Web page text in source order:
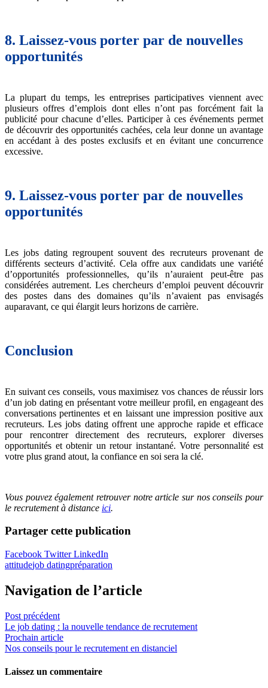
8. Laissez-vous porter par de nouvelles
opportunités
La plupart du temps, les entreprises participatives viennent avec
plusieurs offres d’emplois dont elles n’ont pas forcément fait la
publicité pour chacune d’elles. Participer à ces événements permet
de découvrir des opportunités cachées, cela leur donne un avantage
en accédant à des postes exclusifs et en évitant une concurrence
excessive.
9. Laissez-vous porter par de nouvelles
opportunités
Les jobs dating regroupent souvent des recruteurs provenant de
différents secteurs d’activité. Cela offre aux candidats une variété
d’opportunités professionnelles, qu’ils n’auraient peut-être pas
considérées autrement. Les chercheurs d’emploi peuvent découvrir
des postes dans des domaines qu’ils n’avaient pas envisagés
auparavant, ce qui élargit leurs horizons de carrière.
Conclusion
En suivant ces conseils, vous maximisez vos chances de réussir lors
d’un job dating en présentant votre meilleur profil, en engageant des
conversations pertinentes et en laissant une impression positive aux
recruteurs. Les jobs dating offrent une approche rapide et efficace
pour rencontrer directement des recruteurs, explorer diverses
opportunités et obtenir un retour instantané. Votre personnalité est
votre plus grand atout, la confiance en soi sera la clé.
Vous pouvez également retrouver notre article sur nos conseils pour
le recrutement à distance ici.
Partager cette publication
Facebook TwitterLinkedIn
attitudejob datingpréparation
Navigation de l’article
Post précédent
Le job dating : la nouvelle tendance de recrutement
Prochain article
Nos conseils pour le recrutement en distanciel
Laissez un commentaire